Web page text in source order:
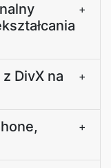
+
DivX na
+
+